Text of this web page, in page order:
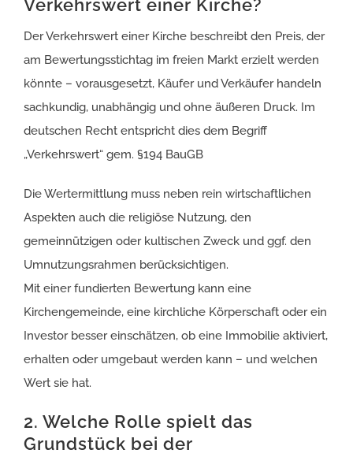
Verkehrswert einer Kirche?
Der Verkehrswert einer Kirche beschreibt den Preis, der
am Bewertungsstichtag im freien Markt erzielt werden
könnte – vorausgesetzt, Käufer und Verkäufer handeln
sachkundig, unabhängig und ohne äußeren Druck. Im
deutschen Recht entspricht dies dem Begriff
„Verkehrswert“ gem. §194 BauGB
Die Wertermittlung muss neben rein wirtschaftlichen
Aspekten auch die religiöse Nutzung, den
gemeinnützigen oder kultischen Zweck und ggf. den
Umnutzungsrahmen berücksichtigen.
Mit einer fundierten Bewertung kann eine
Kirchengemeinde, eine kirchliche Körperschaft oder ein
Investor besser einschätzen, ob eine Immobilie aktiviert,
erhalten oder umgebaut werden kann – und welchen
Wert sie hat.
2. Welche Rolle spielt das
Grundstück bei der